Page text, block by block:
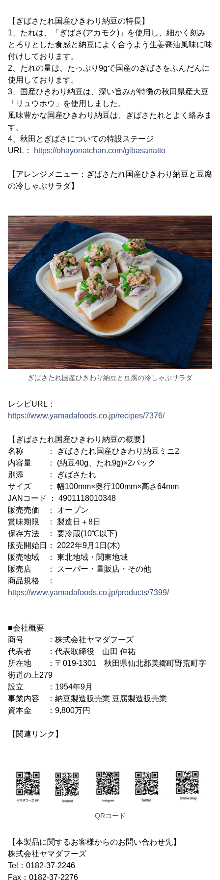
【ぎばさたれ国産ひきわり納豆の特長】
1、たれは、「ぎばさ(アカモク)」を使用し、細かく刻み
とろりとした食感と納豆によく合うよう生姜醤油風味に味
付けしております。
2、たれの量は、たっぷり9gで国産のぎばさをふんだんに
使用しております。
3、国産ひきわり納豆は、深い旨みが特徴の秋田県産大豆
「リュウホウ」を使用しました。
風味豊かな国産ひきわり納豆は、ぎばさたれとよく絡みま
す。
4、秋田とぎばさについての特設ステージ
URL：
https://ohayonatchan.com/gibasanatto
【アレンジメニュー：ぎばさたれ国産ひきわり納豆と豆腐
の冷しゃぶサラダ】
ぎばさたれ国産ひきわり納豆と豆腐の冷しゃぶサラダ
レシピURL：
https://www.yamadafoods.co.jp/recipes/7376/
【ぎばさたれ国産ひきわり納豆の概要】
名称 ： ぎばさたれ国産ひきわり納豆ミニ2
内容量 ： (納豆40g、たれ9g)×2パック
別添 ： ぎばさたれ
サイズ ： 幅100mm×奥行100mm×高さ64mm
JANコード ： 4901118010348
販売売価 ： オープン
賞味期限 ： 製造日＋8日
保存方法 ： 要冷蔵(10℃以下)
販売開始日： 2022年9月1日(木)
販売地域 ： 東北地域・関東地域
販売店 ： スーパー・量販店・その他
商品規格 ：
https://www.yamadafoods.co.jp/products/7399/
■会社概要
商号 ：株式会社ヤマダフーズ
代表者 ：代表取締役 山田 伸祐
所在地 ：〒019-1301 秋田県仙北郡美郷町野荒町字
街道の上279
設立 ：1954年9月
事業内容 ：納豆製造販売業 豆腐製造販売業
資本金 ：9,800万円
【関連リンク】
QRコード
【本製品に関するお客様からのお問い合わせ先】
株式会社ヤマダフーズ
Tel：0182-37-2246
Fax：0182-37-2276